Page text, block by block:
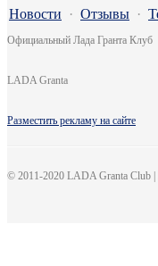
Новости · Отзывы ·
Официальный Лада Гранта Клуб
LADA Granta
Разместить рекламу на сайте
© 2011-2020 LADA Granta Club |